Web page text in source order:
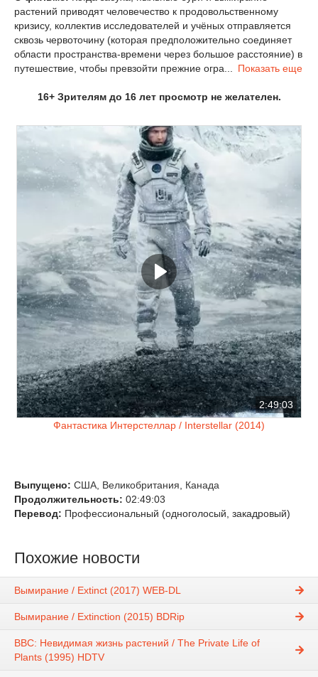
растений приводят человечество к продовольственному
кризису, коллектив исследователей и учёных отправляется
сквозь червоточину (которая предположительно соединяет
области пространства-времени через большое расстояние) в
путешествие, чтобы превзойти прежние огра
Показать еще
16+ Зрителям до 16 лет просмотр не желателен.
2:49:03
Фантастика Интерстеллар / Interstellar (2014)
Выпущено: США Великобритания
Канада
Продолжительность: 02:49:03
Перевод: Профессиональный (одноголосый, закадровый)
Похожие новости
Вымирание / Extinct (2017) WEB-DL
Вымирание / Extinction (2015) BDRip
BBC: Невидимая жизнь растений / The Private Life of
Plants (1995) HDTV